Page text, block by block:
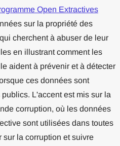
Open Extractives
sur la propriété des
cherchent à abuser de leur
en illustrant comment les
aident à prévenir et à détecter
ces données sont
L'accent est mis sur la
corruption, où les données
sont utilisées dans toutes
la corruption et suivre